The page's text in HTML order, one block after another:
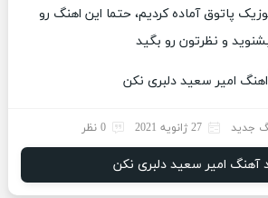
پاتوق آماده کردیم، حتما این اهنگ رو
و نظرتون رو بگید
جدید 27 ژانویه 2021 0 نظر
آهنگ امیر سعید دلبری نکن